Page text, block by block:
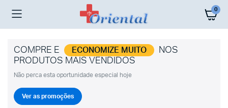
0
COMPRE E ECONOMIZE MUITO
NOS
PRODUTOS MAIS VENDIDOS
Não perca esta oportunidade especial hoje
Ver as promoções